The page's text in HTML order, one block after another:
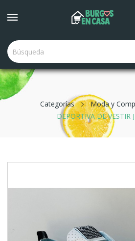
Categorías
Moda y
DEPORTIVA DE VESTIR